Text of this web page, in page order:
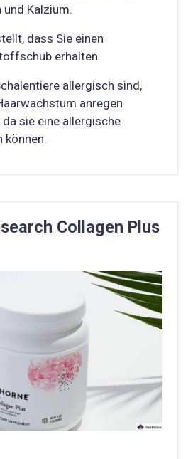
und Kalzium.
dass Sie einen
erhalten.
allergisch sind,
anregen
sie eine allergische
können.
Collagen Plus